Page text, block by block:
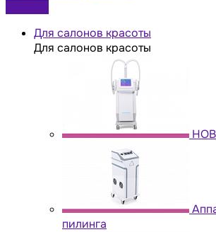
Для салонов красоты
Для салонов красоты
пилинга